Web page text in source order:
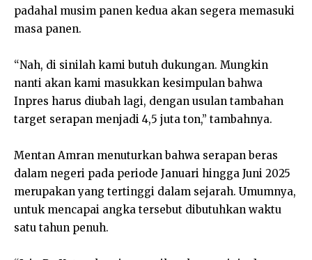
padahal musim panen kedua akan segera memasuki
masa panen.
“Nah, di sinilah kami butuh dukungan. Mungkin
nanti akan kami masukkan kesimpulan bahwa
Inpres harus diubah lagi, dengan usulan tambahan
target serapan menjadi 4,5 juta ton,” tambahnya.
Mentan Amran menuturkan bahwa serapan beras
dalam negeri pada periode Januari hingga Juni 2025
merupakan yang tertinggi dalam sejarah. Umumnya,
untuk mencapai angka tersebut dibutuhkan waktu
satu tahun penuh.